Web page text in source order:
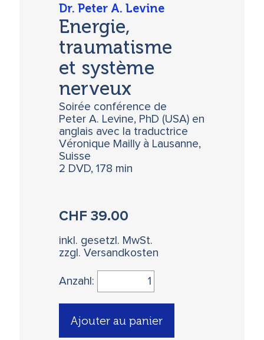
Dr. Peter A. Levine
Energie,
traumatisme
et système
nerveux
Soirée conférence de
Peter A. Levine, PhD (USA) en
anglais avec la traductrice
Véronique Mailly à Lausanne,
Suisse
2 DVD, 178 min
CHF39.00
inkl. gesetzl. MwSt.
zzgl. Versandkosten
Anzahl:
Ajouter au panier